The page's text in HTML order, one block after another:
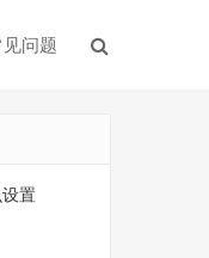
问题
置